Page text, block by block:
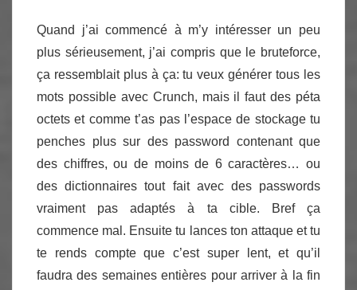
Quand j’ai commencé à m’y intéresser un peu
plus sérieusement, j’ai compris que le bruteforce,
ça ressemblait plus à ça: tu veux générer tous les
mots possible avec Crunch, mais il faut des péta
octets et comme t’as pas l’espace de stockage tu
penches plus sur des password contenant que
des chiffres, ou de moins de 6 caractères… ou
des dictionnaires tout fait avec des passwords
vraiment pas adaptés à ta cible. Bref ça
commence mal. Ensuite tu lances ton attaque et tu
te rends compte que c’est super lent, et qu’il
faudra des semaines entières pour arriver à la fin